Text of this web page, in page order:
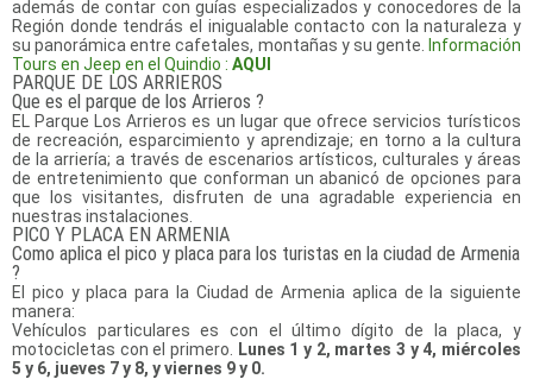
además de contar con guías especializados y conocedores de la
Región donde tendrás el inigualable contacto con la naturaleza y
su panorámica entre cafetales, montañas y su gente.
Información
Tours en Jeep en el Quindio : AQUI
PARQUE DE LOS ARRIEROS
Que es el parque de los Arrieros ?
EL Parque Los Arrieros es un lugar que ofrece servicios turísticos
de recreación, esparcimiento y aprendizaje; en torno a la cultura
de la arriería; a través de escenarios artísticos, culturales y áreas
de entretenimiento que conforman un abanicó de opciones para
que los visitantes, disfruten de una agradable experiencia en
nuestras instalaciones.
PICO Y PLACA EN ARMENIA
Como aplica el pico y placa para los turistas en la ciudad de Armenia
?
El pico y placa para la Ciudad de Armenia aplica de la siguiente
manera:
Vehículos particulares es con el último dígito de la placa, y
motocicletas con el primero.
Lunes 1 y 2, martes 3 y 4, miércoles
5 y 6, jueves 7 y 8, y viernes 9 y 0.